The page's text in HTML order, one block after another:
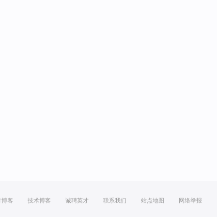
博客 技术博客 诚聘英才 联系我们 站点地图 网络举报